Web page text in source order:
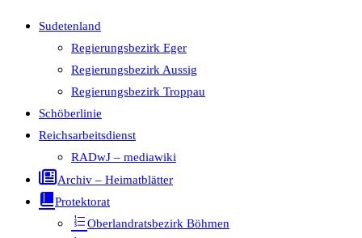
Sudetenland
Regierungsbezirk Eger
Regierungsbezirk Aussig
Regierungsbezirk Troppau
Schöberlinie
Reichsarbeitsdienst
RADwJ – mediawiki
Archiv – Heimatblätter
Protektorat
Oberlandratsbezirk Böhmen